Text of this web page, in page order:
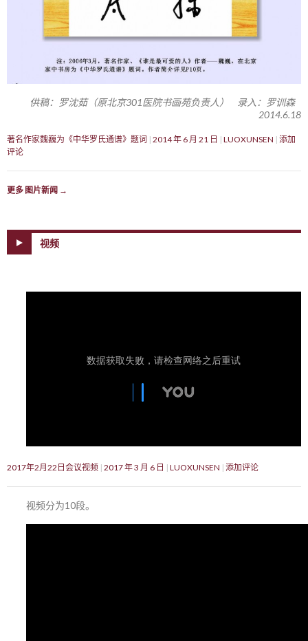
供稿：罗沈茹（原北京301医院书画苑负责人） 录入：罗训森
2014.6.18
著名作家魏巍为《中华罗氏通谱》题词 2014 年 6 月 21 日 LUOXUNSEN 添加
评论
更多 图片新闻 →
视频
2017年2月22日会议视频 2017 年 3 月 6 日 LUOXUNSEN 添加评论
视频分为10段。